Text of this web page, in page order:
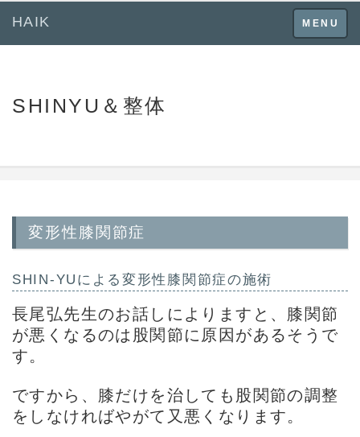
Toggle
navigation
MENU
HAIK
SHINYU＆整体
変形性膝関節症
SHIN-YUによる 変形性膝関節症の施術
長尾弘先生のお話しによりますと、膝関節
が悪くなるのは股関節に原因があるそうで
す。
ですから、膝だけを治しても股関節の調整
をしなければやがて又悪くなります。